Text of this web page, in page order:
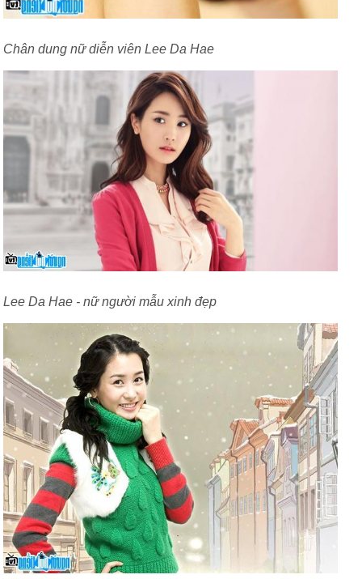
Chân dung nữ diễn viên Lee Da Hae
Lee Da Hae - nữ người mẫu xinh đẹp